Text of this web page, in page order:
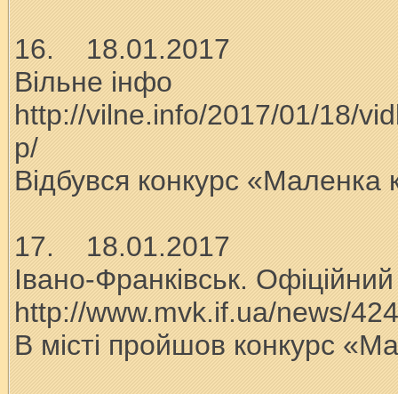
16. 18.01.2017
Вільне інфо
http://vilne.info/2017/01/18/
p/
Відбувся конкурс
17. 18.01.2017
Івано-Франківськ.
http://www.mvk.if.ua/news/
В місті пройшов конкурс